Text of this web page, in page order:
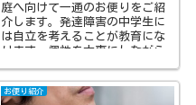
庭へ向けて一通のお便りをご紹
介します。発達障害の中学生に
は自立を考えることが教育にな
ります。個性を大事にしながら
の貴重なお便りです。
お便り紹介